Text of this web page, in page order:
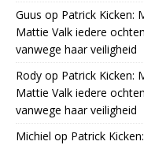
Guus op Patrick Kicken:
Mattie Valk iedere
vanwege haar veiligheid
Rody op Patrick Kicken:
Mattie Valk iedere
vanwege haar veiligheid
Michiel op Patrick